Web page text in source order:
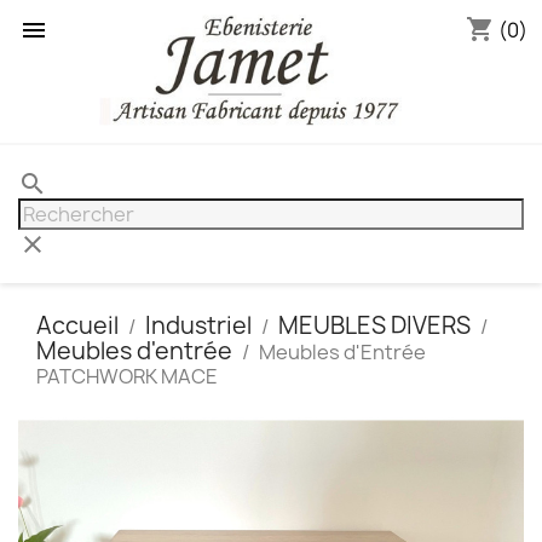
 shopping_cart (0)
search
clear
Accueil Industriel
MEUBLES DIVERS
Meubles d'entrée
Meubles d'Entrée
PATCHWORK MACE